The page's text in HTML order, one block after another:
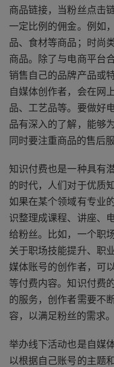
商品链接，当粉丝点击
一定比例的佣金。例如
品、食材等商品；时尚
商品。除了与电商平台
销售自己的品牌产品或
自媒体创作者，会在网
品、工艺品等。要做好
品有深入的了解，能够
同时要注重商品的售后
知识付费也是一种具有
的时代，人们对于优质
如果在某个领域有专业
识整理成课程、讲座、
给粉丝。比如，一个职
关于职场技能提升、职
媒体账号的创作者，可
等付费内容。知识付费
的服务，创作者需要不
容，以满足粉丝的需求。
举办线下活动也是自媒
以根据自己账号的主题